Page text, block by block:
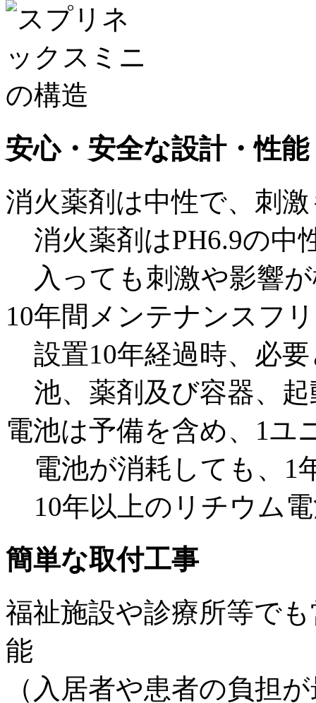
安心・安全な設計・性能
消火薬剤は中性で、刺
消火薬剤はPH6.9の中
入っても刺激や影響
10年間メンテナンスフ
設置10年経過時、必
池、薬剤及び容器、
電池は予備を含め、1ユ
電池が消耗しても、1
10年以上のリチウム
簡単な取付工事
福祉施設や診療所等で
能
（入居者や患者の負担